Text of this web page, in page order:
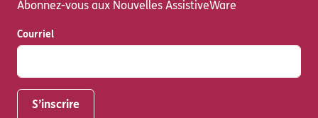
Abonnez-vous aux Nouvelles AssistiveWare
Courriel